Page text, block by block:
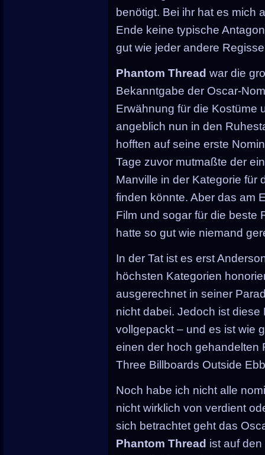
benötigt. Bei ihr hat es mich
Ende keine typische
gut wie jeder andere
Phantom Thread war die
Bekanntgabe der Oscar-
Erwähnung für die Kostüme
angeblich nun in den
hofften auf seine erste
Tage zuvor mutmaßte der
Manville in der Kategorie für
finden könnte. Aber das am
Film und sogar für die beste
hatte so gut wie niemand
In der Tat ist es erst
höchsten Kategorien
ausgerechnet in seiner
nicht dabei. Jedoch ist
vollgepackt – und es ist wie
einen der hoch gehandelten
Three Billboards Outside
Noch habe ich nicht alle
nicht wirklich von verdient
sich betrachtet geht das
Phantom Thread ist auf